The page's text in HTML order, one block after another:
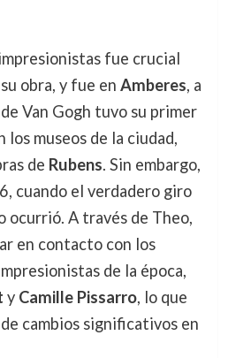
fue crucial
obra, y fue en Amberes, a
Van Gogh tuvo su primer
museos de la ciudad,
de Rubens. Sin embargo,
cuando el verdadero giro
ocurrió. A través de Theo,
en contacto con los
de la época,
y Camille Pissarro, lo que
cambios significativos en